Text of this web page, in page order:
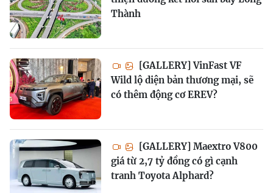
Thành
[GALLERY] VinFast VF
Wild lộ diện bản thương mại, sẽ
có thêm động cơ EREV?
[GALLERY] Maextro V800
giá từ 2,7 tỷ đồng có gì cạnh
tranh Toyota Alphard?